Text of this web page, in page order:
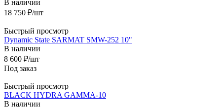
В наличии
18 750 ₽/шт
Быстрый просмотр
Dynamic State SARMAT SMW-252 10"
В наличии
8 600 ₽/шт
Под заказ
Быстрый просмотр
BLACK HYDRA GAMMA-10
В наличии